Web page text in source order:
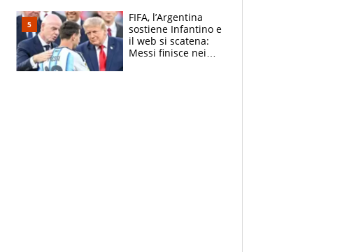
FIFA, l’Argentina
sostiene Infantino e
il web si scatena:
Messi finisce nei